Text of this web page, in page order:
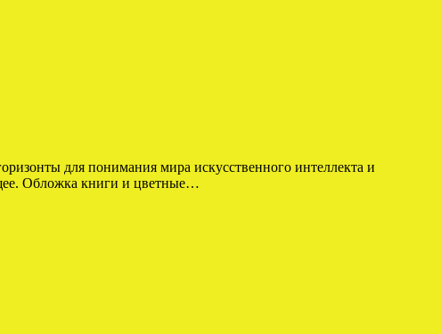
для понимания мира искусственного интеллекта и
Обложка книги и цветные…